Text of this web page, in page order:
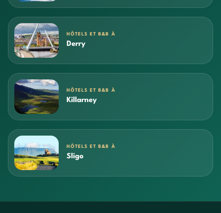
HÔTELS ET B&B À
Derry
HÔTELS ET B&B À
Killarney
HÔTELS ET B&B À
Sligo